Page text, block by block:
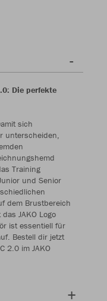
Die perfekte
sich
unterscheiden,
Training
und Senior
dem Brustbereich
JAKO Logo
ist essentiell für
Bestell dir jetzt
2.0 im JAKO